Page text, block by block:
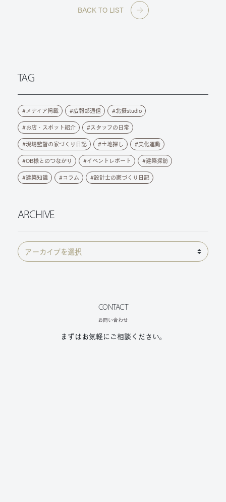
BACK TO LIST
TAG
メディア掲載 広報部通信 北摂studio
お店・スポット紹介 スタッフの日常
現場監督の家づくり日記 土地探し 美化運動
OB様とのつながり イベントレポート 建築探訪
建築知識 コラム 設計士の家づくり日記
ARCHIVE
CONTACT
お問い合わせ
まずはお気軽にご相談ください。